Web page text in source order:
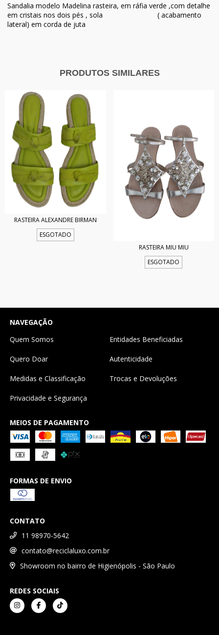
Sandalia modelo Madelina rasteira, em ráfia verde ,com detalhe
em cristais nos dois pés , sola ( acabamento
lateral) em corda de juta
PRODUTOS SIMILARES
RASTEIRA ALEXANDRE BIRMAN
ESGOTADO
RASTEIRA MIU MIU
ESGOTADO
NAVEGAÇÃO
Quem Somos
Entidades Beneficiadas
Quero Doar Autenticidade
Medidas e Classificação Trocas e Devoluções
Privacidade e Segurança
MEIOS DE PAGAMENTO
FORMAS DE ENVIO
CONTATO
11 98970-5642
contato@reciclaluxo.com.br
Showroom no bairro de Higienópolis - São Paulo
REDES SOCIAIS